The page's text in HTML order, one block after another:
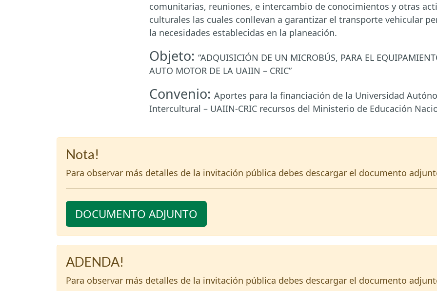
comunitarias, reuniones, e intercambio de conocimientos y otras
culturales las cuales conllevan a garantizar el transporte vehicular
la necesidades establecidas en la planeación.
Objeto: “ADQUISICIÓN DE UN MICROBÚS, PARA EL
AUTO MOTOR DE LA UAIIN – CRIC”
Convenio: Aportes para la financiación de la Universidad
Intercultural – UAIIN-CRIC recursos del Ministerio de Educación
Nota!
Para observar más detalles de la invitación pública debes descargar el documento
DOCUMENTO ADJUNTO
ADENDA!
Para observar más detalles de la invitación pública debes descargar el documento